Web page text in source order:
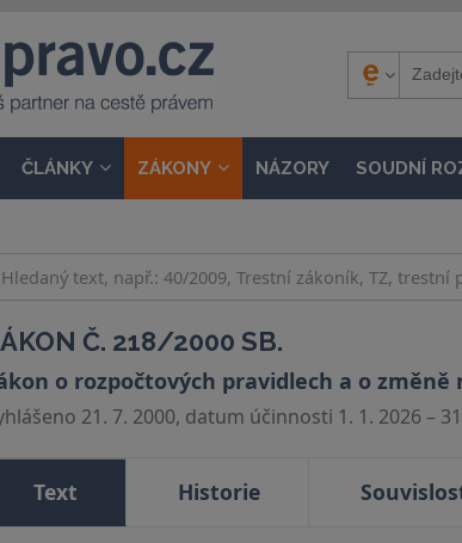
ČLÁNKY ZÁKONY NÁZORY SOUDNÍ
Č. 218/2000 SB.
o rozpočtových pravidlech a o
21. 7. 2000, datum účinnosti 1. 1. 2026 –
Text Historie